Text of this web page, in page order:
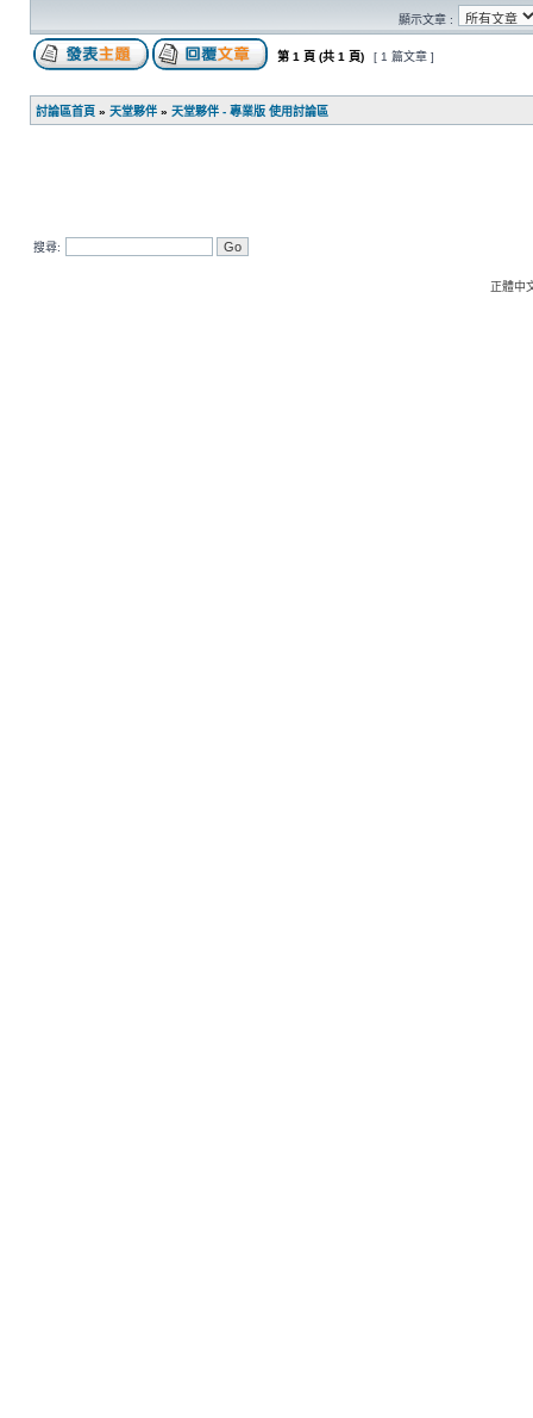
顯示文章 :
第 1 頁 (共 1 頁) [ 1 篇文章 ]
討論區首頁 » 天堂夥伴 » 天堂夥伴 - 專業版 使用討論區
搜尋:
正體中